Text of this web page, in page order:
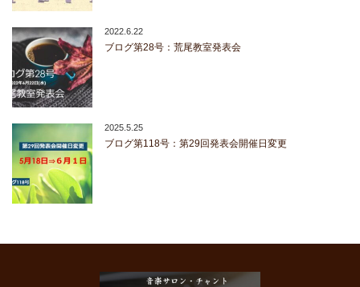
2022.6.22
ブログ第28号：荒尾教室発表会
2025.5.25
ブログ第118号：第29回発表会開催日変更